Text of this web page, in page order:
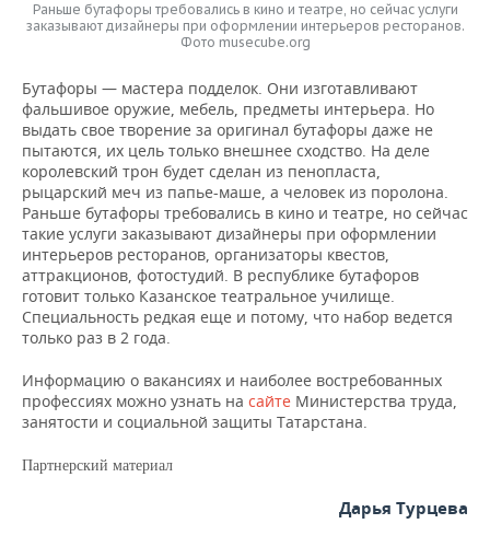
Раньше бутафоры требовались в кино и театре, но сейчас услуги
заказывают дизайнеры при оформлении интерьеров ресторанов.
Фото musecube.org
Бутафоры — мастера подделок. Они изготавливают
фальшивое оружие, мебель, предметы интерьера. Но
выдать свое творение за оригинал бутафоры даже не
пытаются, их цель только внешнее сходство. На деле
королевский трон будет сделан из пенопласта,
рыцарский меч из папье-маше, а человек из поролона.
Раньше бутафоры требовались в кино и театре, но сейчас
такие услуги заказывают дизайнеры при оформлении
интерьеров ресторанов, организаторы квестов,
аттракционов, фотостудий. В республике бутафоров
готовит только Казанское театральное училище.
Специальность редкая еще и потому, что набор ведется
только раз в 2 года.
Информацию о вакансиях и наиболее востребованных
профессиях можно узнать на сайте Министерства труда,
занятости и социальной защиты Татарстана.
Партнерский материал
Дарья Турцева